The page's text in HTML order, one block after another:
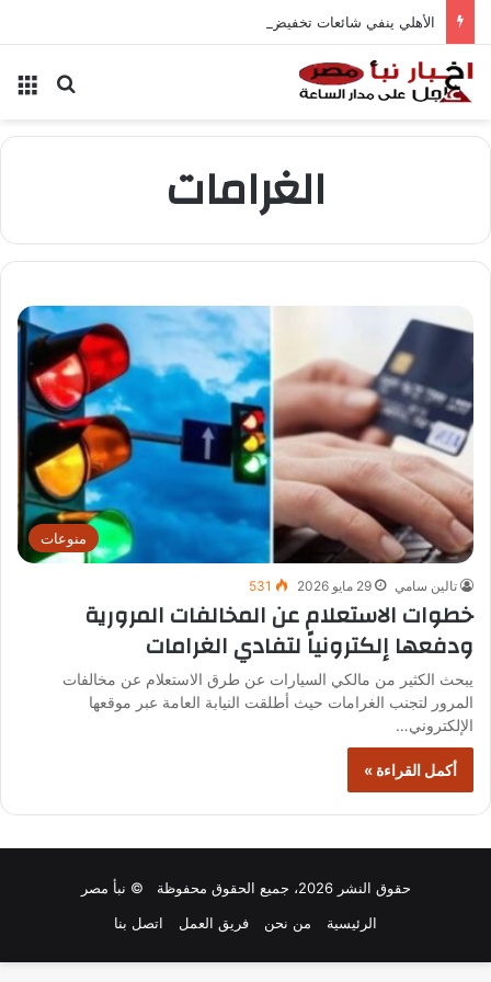
الأهلي ينفي شائعات تخفيض عقود زيزو والشناوي
بحث
الغرامات
منوعات
تالين سامي 29 مايو 2026 531
خطوات الاستعلام عن المخالفات المرورية
ودفعها إلكترونياً لتفادي الغرامات
يبحث الكثير من مالكي السيارات عن طرق الاستعلام عن مخالفات
المرور لتجنب الغرامات حيث أطلقت النيابة العامة عبر موقعها
الإلكتروني…
أكمل القراءة »
حقوق النشر 2026، جميع الحقوق محفوظة © نبأ مصر
الرئيسية
من نحن فريق العمل اتصل بنا